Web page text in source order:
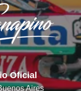
Oficial
Aires